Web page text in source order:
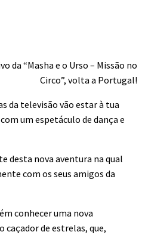
da “Masha e o Urso – Missão no
Circo”, volta a Portugal!
da televisão vão estar à tua
um espetáculo de dança e
desta nova aventura na qual
com os seus amigos da
conhecer uma nova
caçador de estrelas, que,